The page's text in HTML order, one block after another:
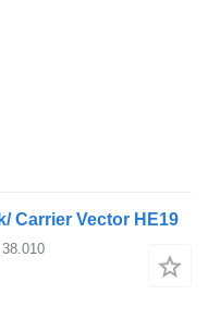
Carrier Vector HE19